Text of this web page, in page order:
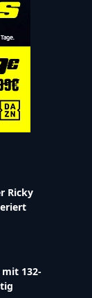
Ricky
132-